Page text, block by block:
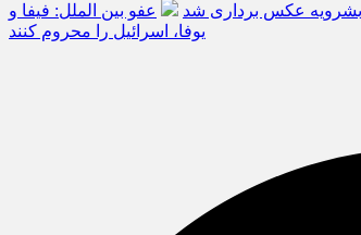
بشرویه عکس برداری شد
عفو بین الملل: فیفا و
یوفا، اسرائیل را محروم کنند